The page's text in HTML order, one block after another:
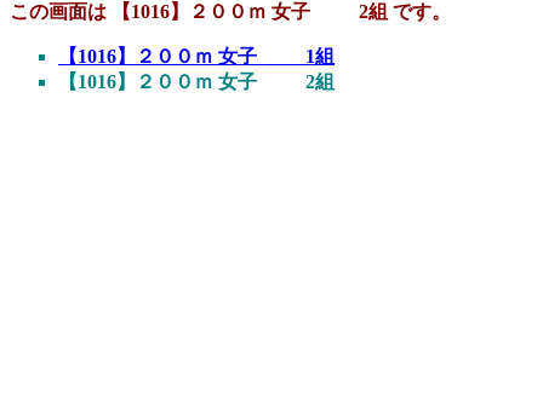
この画面は 【1016】２００ｍ 女子 2組 です。
【1016】２００ｍ 女子 1組
【1016】２００ｍ 女子 2組